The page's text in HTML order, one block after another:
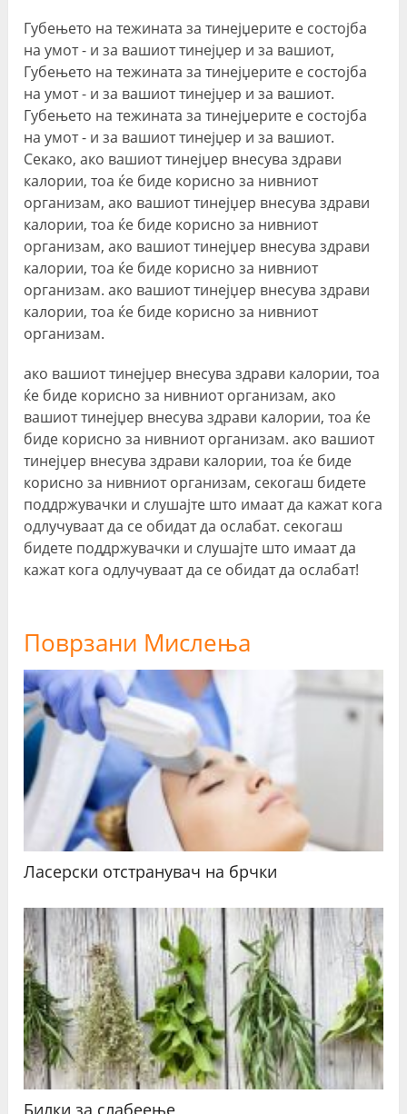
Губењето на тежината за тинејџерите е состојба
на умот - и за вашиот тинејџер и за вашиот,
Губењето на тежината за тинејџерите е состојба
на умот - и за вашиот тинејџер и за вашиот.
Губењето на тежината за тинејџерите е состојба
на умот - и за вашиот тинејџер и за вашиот.
Секако, ако вашиот тинејџер внесува здрави
калории, тоа ќе биде корисно за нивниот
организам, ако вашиот тинејџер внесува здрави
калории, тоа ќе биде корисно за нивниот
организам, ако вашиот тинејџер внесува здрави
калории, тоа ќе биде корисно за нивниот
организам. ако вашиот тинејџер внесува здрави
калории, тоа ќе биде корисно за нивниот
организам.
ако вашиот тинејџер внесува здрави калории, тоа
ќе биде корисно за нивниот организам, ако
вашиот тинејџер внесува здрави калории, тоа ќе
биде корисно за нивниот организам. ако вашиот
тинејџер внесува здрави калории, тоа ќе биде
корисно за нивниот организам, секогаш бидете
поддржувачки и слушајте што имаат да кажат кога
одлучуваат да се обидат да ослабат. секогаш
бидете поддржувачки и слушајте што имаат да
кажат кога одлучуваат да се обидат да ослабат!
Поврзани Мислења
Ласерски отстранувач на брчки
Билки за слабеење